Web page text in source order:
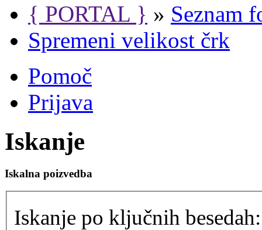
{ PORTAL } » Seznam
Spremeni velikost črk
Pomoč
Prijava
Iskanje
Iskalna poizvedba
Iskanje po ključnih besedah: